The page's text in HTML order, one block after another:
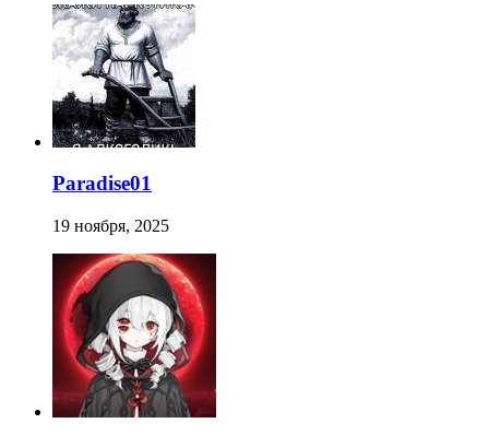
Paradise01
19 ноября, 2025